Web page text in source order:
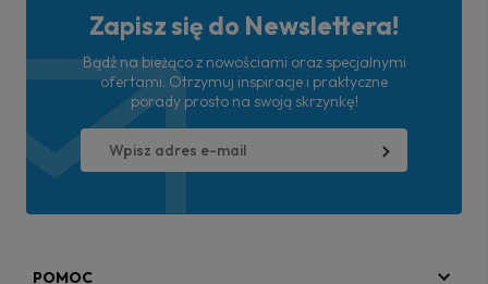
Zapisz się do Newslettera!
Bądź na bieżąco z nowościami oraz specjalnymi
ofertami. Otrzymuj inspiracje i praktyczne
porady prosto na swoją skrzynkę!
POMOC